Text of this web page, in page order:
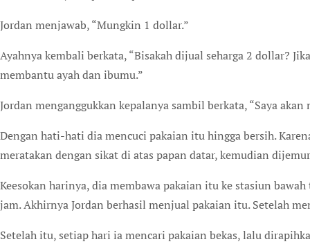
Jordan menjawab, “Mungkin 1 dollar.”
Ayahnya kembali berkata, “Bisakah dijual seharga 2 dollar?
membantu ayah dan ibumu.”
Jordan menganggukkan kepalanya sambil berkata, “Saya
Dengan hati-hati dia mencuci pakaian itu hingga bersih.
meratakan dengan sikat di atas papan datar, kemudian
Keesokan harinya, dia membawa pakaian itu ke stasiun
jam. Akhirnya Jordan berhasil menjual pakaian itu. Setelah
Setelah itu, setiap hari ia mencari pakaian bekas, lalu